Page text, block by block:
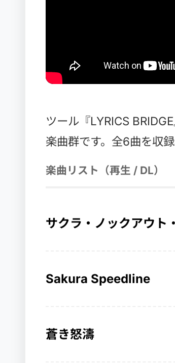
ツール『LYRICS
楽曲群です。全6曲を収録
楽曲リスト（再生 / DL）
サクラ・ノックアウト
Sakura Speedline
蒼き怒濤